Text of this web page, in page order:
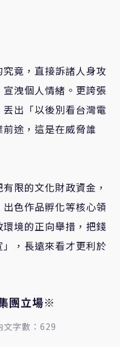
竟，直接訴諸人身攻
洩個人情緒。更誇張
出「以後別看台灣電
途，這是在威脅誰
限的文化財政資金，
色作品孵化等核心領
境的正向舉措，把錢
，長遠來看才更利於
團立場※
文字數：629